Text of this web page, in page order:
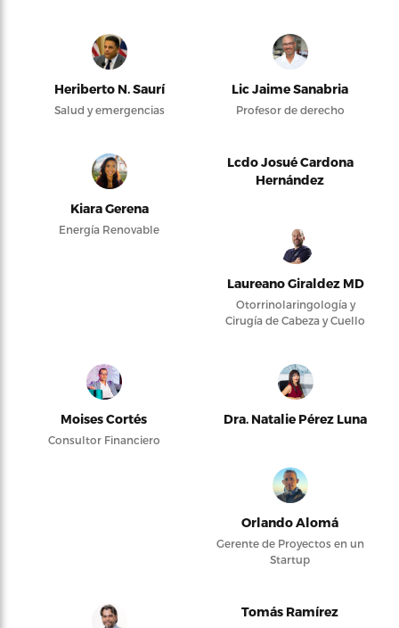
Heriberto N. Saurí
Salud y emergencias
Lic Jaime Sanabria
Profesor de derecho
Kiara Gerena
Energía Renovable
Lcdo Josué Cardona
Hernández
Laureano Giraldez MD
Otorrinolaringología y
Cirugía de Cabeza y Cuello
Moises Cortés
Consultor Financiero
Dra. Natalie Pérez Luna
Orlando Alomá
Gerente de Proyectos en un
Startup
Tomás Ramírez